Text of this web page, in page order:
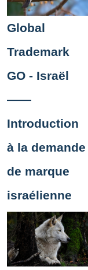
Global
Trademark
GO - Israël
——
Introduction
à la demande
de marque
israélienne